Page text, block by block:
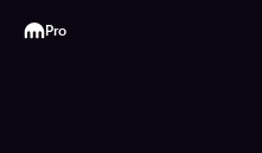
Kraken
Pro